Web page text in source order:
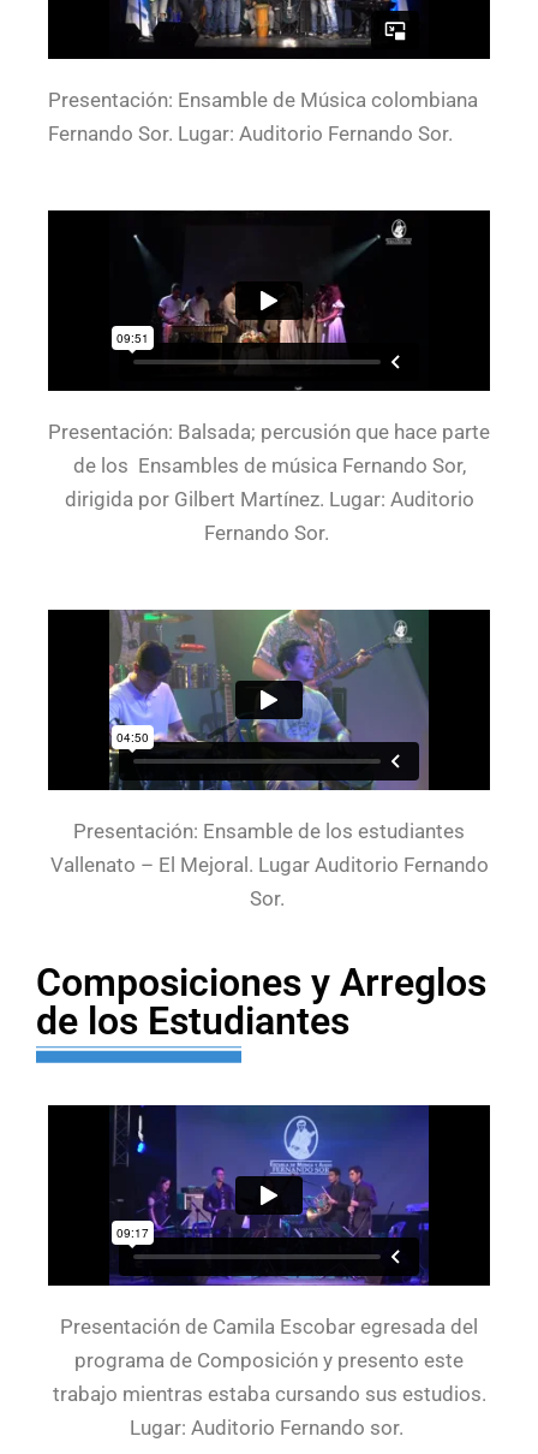
Presentación: Ensamble de Música colombiana
Fernando Sor. Lugar: Auditorio Fernando Sor.
Presentación: Balsada; percusión que hace parte
de los Ensambles de música Fernando Sor,
dirigida por Gilbert Martínez. Lugar: Auditorio
Fernando Sor.
Presentación: Ensamble de los estudiantes
Vallenato – El Mejoral. Lugar Auditorio Fernando
Sor.
Composiciones y Arreglos
de los Estudiantes
Presentación de Camila Escobar egresada del
programa de Composición y presento este
trabajo mientras estaba cursando sus estudios.
Lugar: Auditorio Fernando sor.